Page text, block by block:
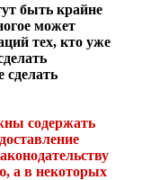
быть крайне
может
тех, кто уже
сделать
содержать
а в некоторых